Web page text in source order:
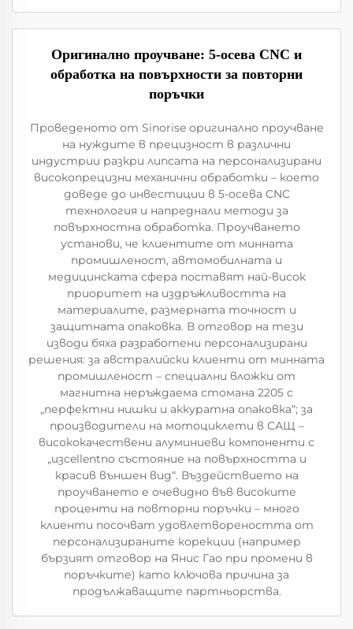
Оригинално проучване: 5-осева CNC и
обработка на повърхности за повторни
поръчки
Проведеното от Sinorise оригинално проучване
на нуждите в прецизност в различни
индустрии разкри липсата на персонализирани
високопрецизни механични обработки – което
доведе до инвестиции в 5-осева CNC
технология и напреднали методи за
повърхностна обработка. Проучването
установи, че клиентите от минната
промишленост, автомобилната и
медицинската сфера поставят най-висок
приоритет на издръжливостта на
материалите, размерната точност и
защитната опаковка. В отговор на тези
изводи бяха разработени персонализирани
решения: за австралийски клиенти от минната
промишленост – специални вложки от
магнитна неръждаема стомана 2205 с
„перфектни нишки и аккуратна опаковка“; за
производители на мотоциклети в САЩ –
висококачествени алуминиеви компоненти с
„изcellentno състояние на повърхността и
красив външен вид“. Въздействието на
проучването е очевидно във високите
проценти на повторни поръчки – много
клиенти посочват удовлетвореността от
персонализираните корекции (например
бързият отговор на Янис Гао при промени в
поръчките) като ключова причина за
продължаващите партньорства.